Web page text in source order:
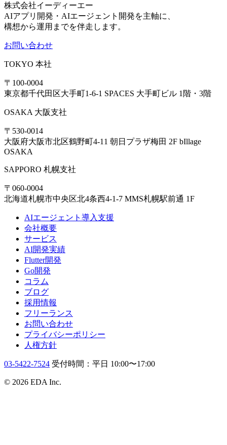
株式会社イーディーエー
AIアプリ開発・AIエージェント開発を主軸に、
構想から運用までを伴走します。
お問い合わせ
TOKYO 本社
〒100-0004
東京都千代田区大手町1-6-1 SPACES 大手町ビル 1階・3階
OSAKA 大阪支社
〒530-0014
大阪府大阪市北区鶴野町4-11 朝日プラザ梅田 2F bIllage
OSAKA
SAPPORO 札幌支社
〒060-0004
北海道札幌市中央区北4条西4-1-7 MMS札幌駅前通 1F
AIエージェント導入支援
会社概要
サービス
AI開発実績
Flutter開発
Go開発
コラム
ブログ
採用情報
フリーランス
お問い合わせ
プライバシーポリシー
人権方針
03-5422-7524 受付時間：平日 10:00〜17:00
© 2026 EDA Inc.